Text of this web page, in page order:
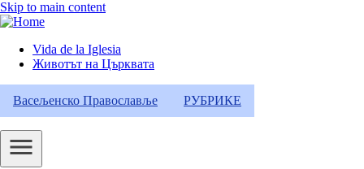
Skip to main content
Header
Category
Menu
Vida de la Iglesia
Животът на Църквата
Васељенско Православље РУБРИКЕ